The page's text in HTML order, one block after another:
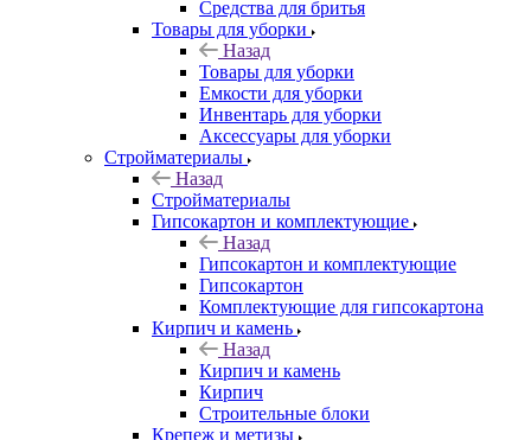
Средства для бритья
Товары для уборки
Назад
Товары для уборки
Емкости для уборки
Инвентарь для уборки
Аксессуары для уборки
Стройматериалы
Назад
Стройматериалы
Гипсокартон и комплектующие
Назад
Гипсокартон и комплектующие
Гипсокартон
Комплектующие для гипсокартона
Кирпич и камень
Назад
Кирпич и камень
Кирпич
Строительные блоки
Крепеж и метизы